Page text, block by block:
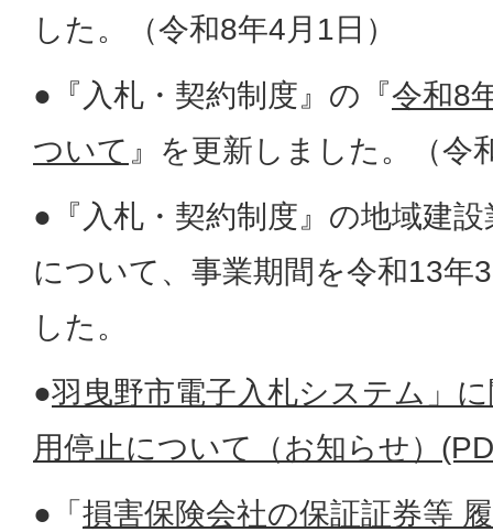
した。（令和8年4月1日）
●『入札・契約制度』の『令和8
ついて 』を更新しました。（令
●『入札・契約制度』の地域建
について、事業期間を令和13年
した。
●羽曳野市電子入札システム」
用停止について（お知らせ）
●「 損害保険会社の保証証券等